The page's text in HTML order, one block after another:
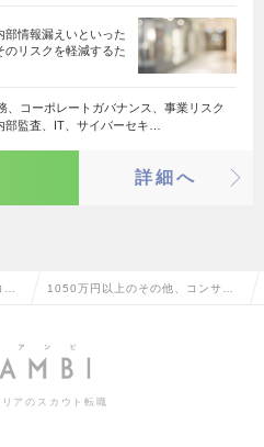
部情報漏えいといった
のリスクを軽減するた
、コーポレートガバナンス、事業リスク
部監査、IT、サイバーセキ…
詳細へ
1050万円以上のその他、コンサル
アのスカウト転職